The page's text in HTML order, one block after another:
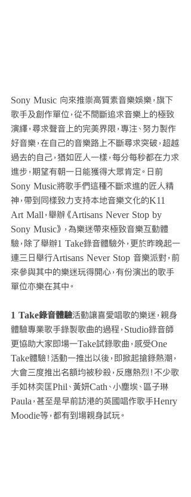
Sony Music 向來推崇高質素音樂娛樂，旗下
歌手及創作單位，從不間斷追求音樂上的極致
演繹，尋求聲音上的完美界限，專注、努力製作
好音樂，在自己的音樂路上不斷尋求突破，超越
過去的自己，猶如匠人一樣，每分每秒都在力求
進步，期望有朝一日能獲得大眾肯定。日前
Sony Music將歌手們這種不斷求進的匠人精
神，帶到同樣致力支持本地音樂文化的K11
Art Mall，舉辦《Artisans Never Stop by
Sony Music》，為樂迷帶來極致音樂互動體
驗，除了舉辦1 Take錄音體驗外，更於昨晚起一
連三日舉行Artisans Never Stop 音樂派對，前
來參與其中的樂迷玩得開心，有份演出的歌手
單位亦樂在其中。
1 Take錄音體驗活動讓喜愛唱歌的樂迷，親身
體驗專業歌手錄製歌曲的過程，Studio錄音師
更協助大家即場一Take試錄歌曲，感受One
Take體驗！活動一推出以後，即掀起搶錄熱潮，
大會三度推出名額均被秒殺，反應熱烈！不少歌
手如林奕匡Phil、黃妍Cath、小塵埃、區子琳
Paula，甚至是早前訪港的英國唱作歌手Henry
Moodie等，都有到場親身試玩。